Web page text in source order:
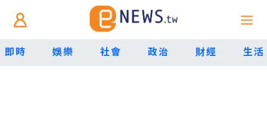
即時 娛樂 社會 政治 財經 生活